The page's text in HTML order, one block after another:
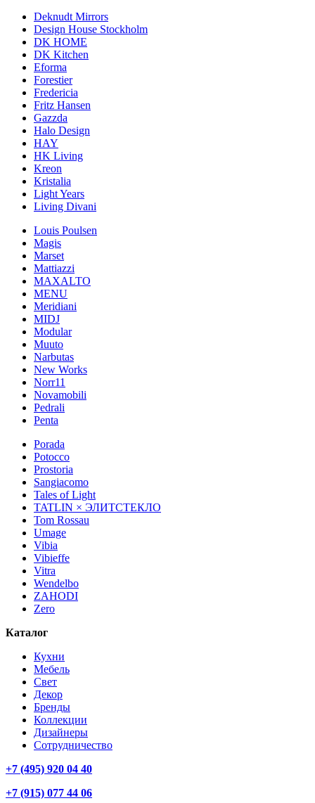
Deknudt Mirrors
Design House Stockholm
DK HOME
DK Kitchen
Eforma
Forestier
Fredericia
Fritz Hansen
Gazzda
Halo Design
HAY
HK Living
Kreon
Kristalia
Light Years
Living Divani
Louis Poulsen
Magis
Marset
Mattiazzi
MAXALTO
MENU
Meridiani
MIDJ
Modular
Muuto
Narbutas
New Works
Norr11
Novamobili
Pedrali
Penta
Porada
Potocco
Prostoria
Sangiacomo
Tales of Light
TATLIN × ЭЛИТСТЕКЛО
Tom Rossau
Umage
Vibia
Vibieffe
Vitra
Wendelbo
ZAHODI
Zero
Каталог
Кухни
Мебель
Свет
Декор
Бренды
Коллекции
Дизайнеры
Сотрудничество
+7 (495) 920 04 40
+7 (915) 077 44 06